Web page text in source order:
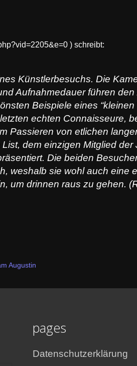
) schreibt:
Künstlerbesuchs. Die
Aufnahmedauer führen
Beispiele eines “kleinen
echten Connaisseure,
Passieren von etlichen
dem einzigen Mitglied
Die beiden
weshalb sie wohl auch eine
um drinnen raus zu gehen.
Augustin
pages
Datenschutzerklärung